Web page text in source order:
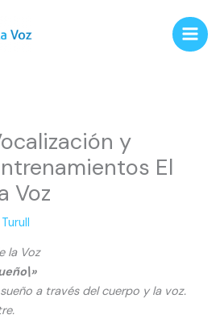
y
El
Voz
la Voz
a través del cuerpo y la voz.